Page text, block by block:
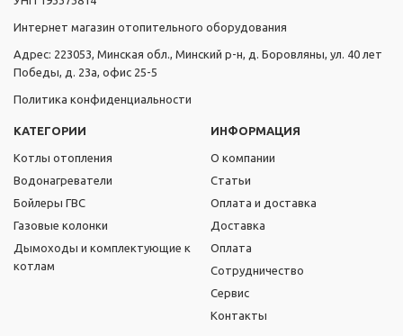
Интернет магазин отопительного оборудования
Адрес: 223053, Минская обл., Минский р-н, д. Боровляны, ул. 40 лет
Победы, д. 23а, офис 25-5
Политика конфиденциальности
КАТЕГОРИИ
Котлы отопления
Водонагреватели
Бойлеры ГВС
Газовые колонки
Дымоходы и комплектующие к
котлам
ИНФОРМАЦИЯ
О компании
Статьи
Оплата и доставка
Доставка
Оплата
Сотрудничество
Сервис
Контакты